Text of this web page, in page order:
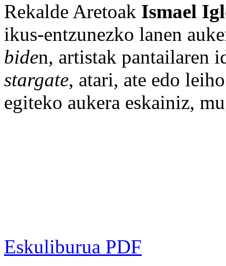
Rekalde Aretoak Ismael
ikus-entzunezko lanen
biden, artistak pantailaren
stargate, atari, ate edo
egiteko aukera eskainiz,
Eskuliburua PDF